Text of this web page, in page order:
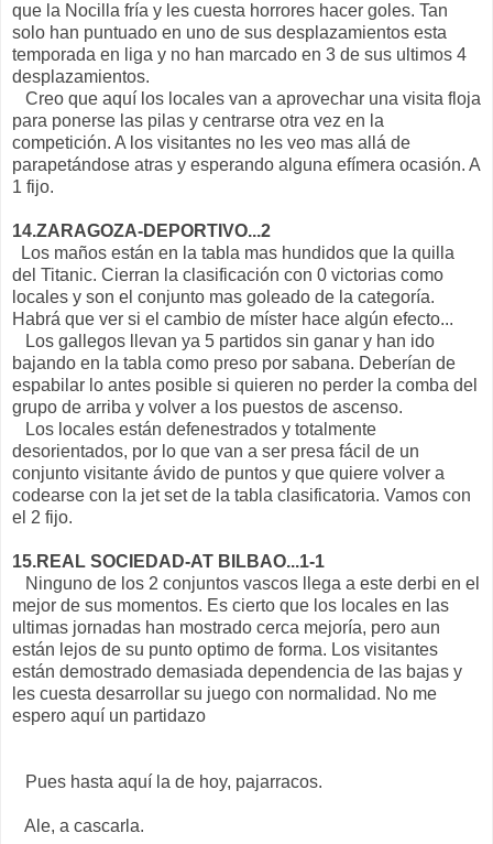
que la Nocilla fría y les cuesta horrores hacer goles. Tan
solo han puntuado en uno de sus desplazamientos esta
temporada en liga y no han marcado en 3 de sus ultimos 4
desplazamientos.
Creo que aquí los locales van a aprovechar una visita floja
para ponerse las pilas y centrarse otra vez en la
competición. A los visitantes no les veo mas allá de
parapetándose atras y esperando alguna efímera ocasión. A
1 fijo.
14.ZARAGOZA-DEPORTIVO...2
Los maños están en la tabla mas hundidos que la quilla
del Titanic. Cierran la clasificación con 0 victorias como
locales y son el conjunto mas goleado de la categoría.
Habrá que ver si el cambio de míster hace algún efecto...
Los gallegos llevan ya 5 partidos sin ganar y han ido
bajando en la tabla como preso por sabana. Deberían de
espabilar lo antes posible si quieren no perder la comba del
grupo de arriba y volver a los puestos de ascenso.
Los locales están defenestrados y totalmente
desorientados, por lo que van a ser presa fácil de un
conjunto visitante ávido de puntos y que quiere volver a
codearse con la jet set de la tabla clasificatoria. Vamos con
el 2 fijo.
15.REAL SOCIEDAD-AT BILBAO...1-1
Ninguno de los 2 conjuntos vascos llega a este derbi en el
mejor de sus momentos. Es cierto que los locales en las
ultimas jornadas han mostrado cerca mejoría, pero aun
están lejos de su punto optimo de forma. Los visitantes
están demostrado demasiada dependencia de las bajas y
les cuesta desarrollar su juego con normalidad. No me
espero aquí un partidazo
Pues hasta aquí la de hoy, pajarracos.
Ale, a cascarla.